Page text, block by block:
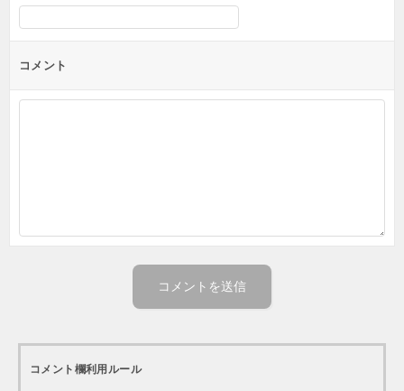
コメント
コメント欄利用ルール